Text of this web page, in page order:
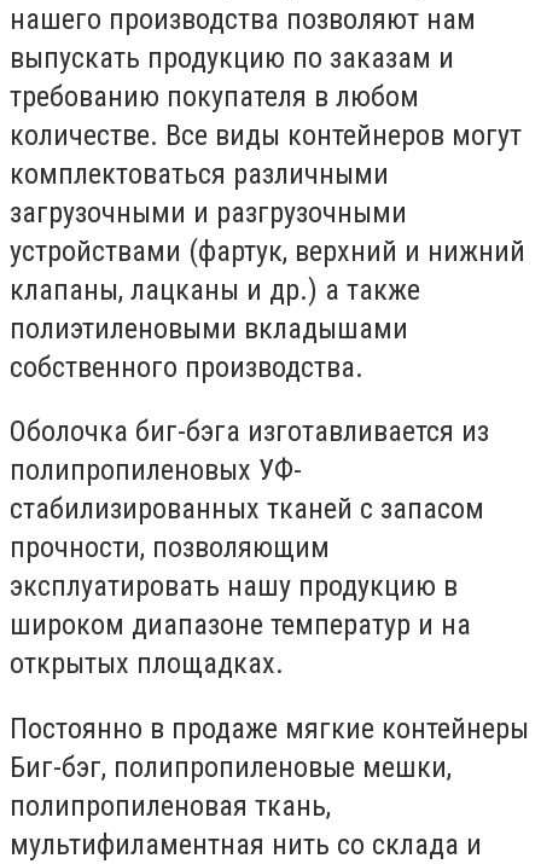
нашего производства позволяют нам
выпускать продукцию по заказам и
требованию покупателя в любом
количестве. Все виды контейнеров могут
комплектоваться различными
загрузочными и разгрузочными
устройствами (фартук, верхний и нижний
клапаны, лацканы и др.) а также
полиэтиленовыми вкладышами
собственного производства.
Оболочка биг-бэга изготавливается из
полипропиленовых УФ-
стабилизированных тканей с запасом
прочности, позволяющим
эксплуатировать нашу продукцию в
широком диапазоне температур и на
открытых площадках.
Постоянно в продаже мягкие контейнеры
Биг-бэг, полипропиленовые мешки,
полипропиленовая ткань,
мультифиламентная нить со склада и